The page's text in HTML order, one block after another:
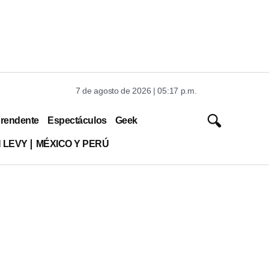
7 de agosto de 2026 | 05:17 p.m.
Espectáculos Geek
LEVY MÉXICO Y PERÚ